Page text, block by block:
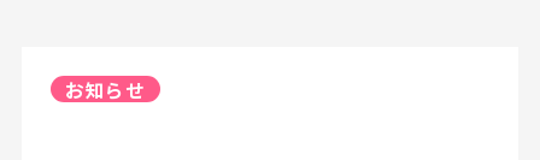
お知らせ